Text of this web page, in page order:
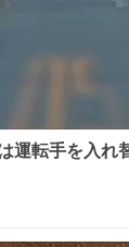
運転手を入れ
明。 ドラレコ